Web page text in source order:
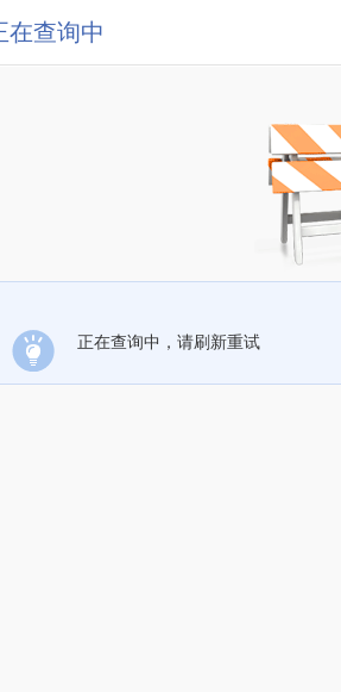
在查询中
正在查询中，请刷新重试